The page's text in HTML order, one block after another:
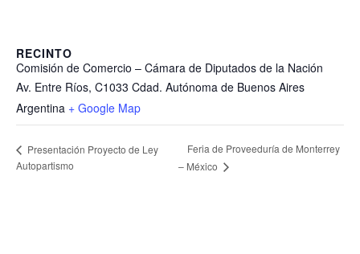
RECINTO
Comisión de Comercio – Cámara de Diputados de la Nación
Av. Entre Ríos, C1033 Cdad. Autónoma de Buenos Aires
Argentina + Google Map
Presentación Proyecto de Ley
Autopartismo
Feria de Proveeduría de Monterrey
– México